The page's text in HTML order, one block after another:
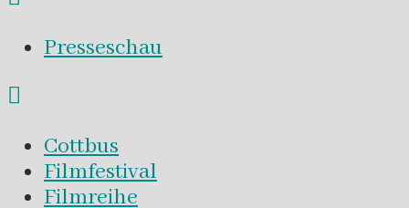
Presseschau
Cottbus
Filmfestival
Filmreihe